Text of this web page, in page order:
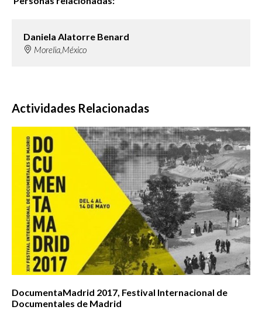
Daniela Alatorre Benard
Morelia,México
Actividades Relacionadas
DocumentaMadrid 2017, Festival Internacional de
Documentales de Madrid